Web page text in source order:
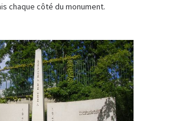
chaque côté du monument.